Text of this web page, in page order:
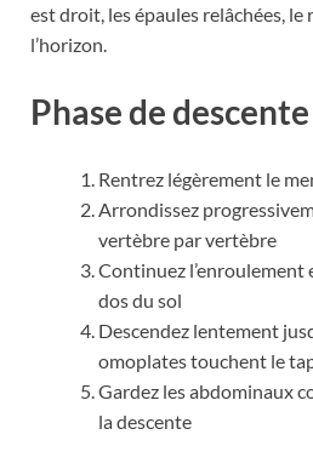
est droit, les épaules relâchées, le
l’horizon.
Phase de descente
Rentrez légèrement le
Arrondissez
vertèbre par vertèbre
Continuez l’enroulement
dos du sol
Descendez lentement
omoplates touchent le
Gardez les abdominaux
la descente